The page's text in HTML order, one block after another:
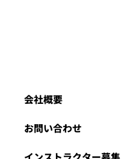
会社概要
お問い合わせ